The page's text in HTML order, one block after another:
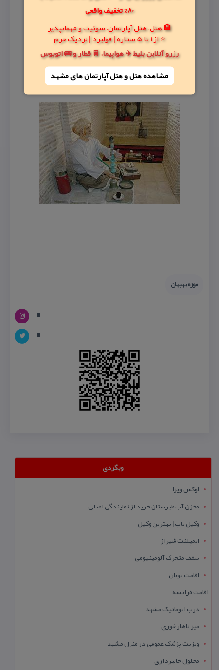
80% تخفیف واقعی
🏨 هتل، هتل آپارتمان، سوئیت و مهمانپذیر
⭐ از 1 تا 5 ستاره | فولبرد | نزدیک حرم
رزرو آنلاین بلیط ✈️ هواپیما، 🚆 قطار و 🚌 اتوبوس
مشاهده هتل و هتل‌ آپارتمان های مشهد
موزه بهبهان
وبگردی
لوکس ویزا
مخزن آب طبرستان خرید از نمایندگی اصلی
وکیل یاب | بهترین وکیل
ایمپلنت شیراز
سقف متحرک آلومینیومی
اقامت یونان
اقامت فرانسه
درب اتوماتیک مشهد
میز ناهار خوری
ویزیت پزشک عمومی در منزل مشهد
محلول خالبرداری